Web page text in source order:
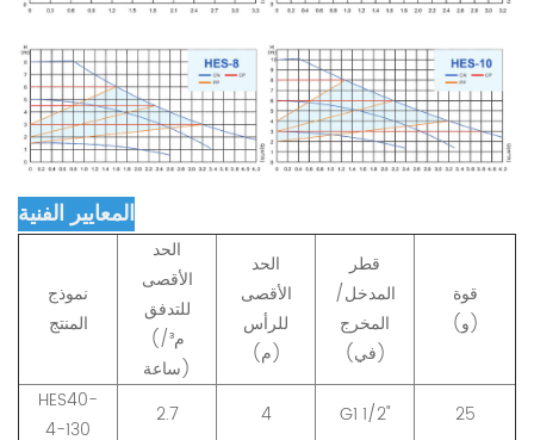
المعايير الفنية
نموذج
المنتج
الحد
الأقصى
للتدفق
(م³/
ساعة)
الحد
الأقصى
للرأس
(م)
قطر
المدخل/
المخرج
(في)
قوة
(و)
HES40-
4-130
2.7 4 G1 1/2" 25